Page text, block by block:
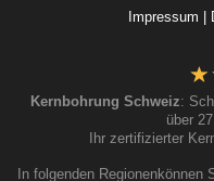
Impressum |
Kernbohrung Schweiz:
über
Ihr zertifizierter
In folgenden Regionenkönnen